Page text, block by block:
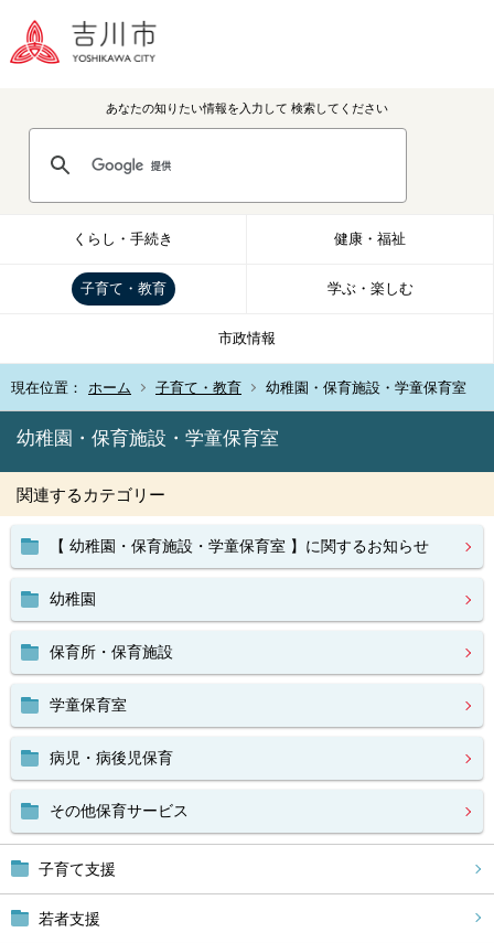
あなたの知りたい情報を入力して 検索してください
くらし・手続き 健康・福祉
子育て・教育 学ぶ・楽しむ
市政情報
現在位置： ホーム 子育て・教育 幼稚園・保育施設・学童保育室
子育て支援
若者支援
幼稚園・保育施設・学童保育室
関連するカテゴリー
【 幼稚園・保育施設・学童保育室 】に関するお知らせ
幼稚園
保育所・保育施設
学童保育室
病児・病後児保育
その他保育サービス